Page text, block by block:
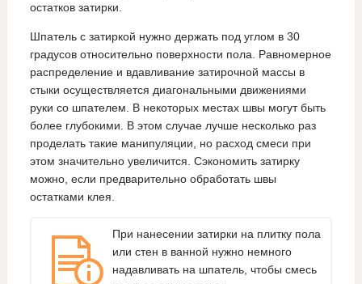
остатков затирки.
Шпатель с затиркой нужно держать под углом в 30
градусов относительно поверхности пола. Равномерное
распределение и вдавливание затирочной массы в
стыки осуществляется диагональными движениями
руки со шпателем. В некоторых местах швы могут быть
более глубокими. В этом случае лучше несколько раз
проделать такие манипуляции, но расход смеси при
этом значительно увеличится. Сэкономить затирку
можно, если предварительно обработать швы
остатками клея.
При нанесении затирки на плитку пола
или стен в ванной нужно немного
надавливать на шпатель, чтобы смесь